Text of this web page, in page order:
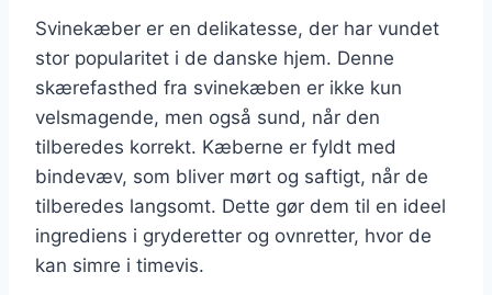
Svinekæber er en delikatesse, der har vundet
stor popularitet i de danske hjem. Denne
skærefasthed fra svinekæben er ikke kun
velsmagende, men også sund, når den
tilberedes korrekt. Kæberne er fyldt med
bindevæv, som bliver mørt og saftigt, når de
tilberedes langsomt. Dette gør dem til en ideel
ingrediens i gryderetter og ovnretter, hvor de
kan simre i timevis.